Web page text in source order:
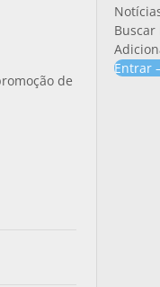
de
Buscar
Entrar